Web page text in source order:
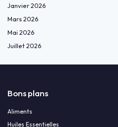
Janvier 2026
Mars 2026
Mai 2026
Juillet 2026
Bons plans
Aliments
Huiles Essentielles